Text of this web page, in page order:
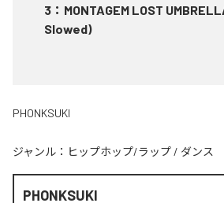
3 ： MONTAGEM LOST
Slowed)
PHONKSUKI
ジャンル： ヒップホップ/ラップ / ダンス
PHONKSUKI